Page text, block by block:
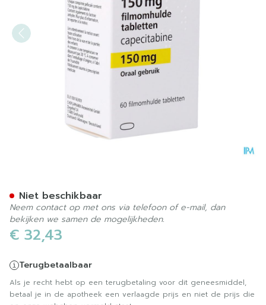
€ 32,43
Terugbetaalbaar
Als je recht hebt op een terugbetaling voor dit geneesmiddel,
betaal je in de apotheek een verlaagde prijs en niet de prijs die
Niet beschikbaar
Neem contact op met ons via telefoon of e-mail, dan
bekijken we samen de mogelijkheden.